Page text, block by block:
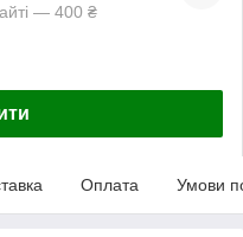
— 400 ₴
Оплата Умови